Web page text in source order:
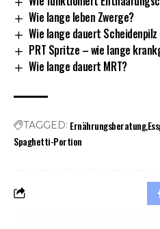
Wie lange leben Zwerge?
Wie lange dauert
PRT Spritze – wie lange
Wie lange dauert MRT?
TAGGED: Ernährungsberatung
Spaghetti-Portion